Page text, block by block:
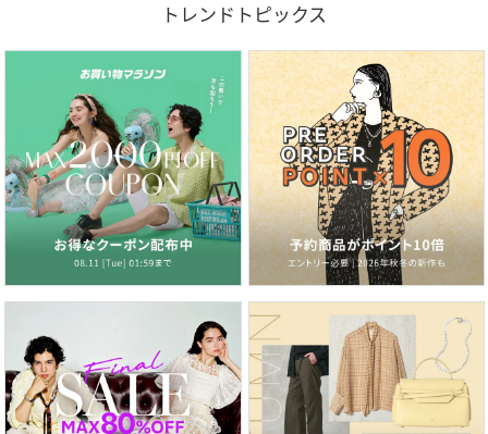
トレンドトピックス